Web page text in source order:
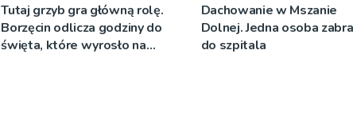
Tutaj grzyb gra główną rolę.
Borzęcin odlicza godziny do
święta, które wyrosło na
Dachowanie w Mszanie
Dolnej. Jedna osoba
do szpitala